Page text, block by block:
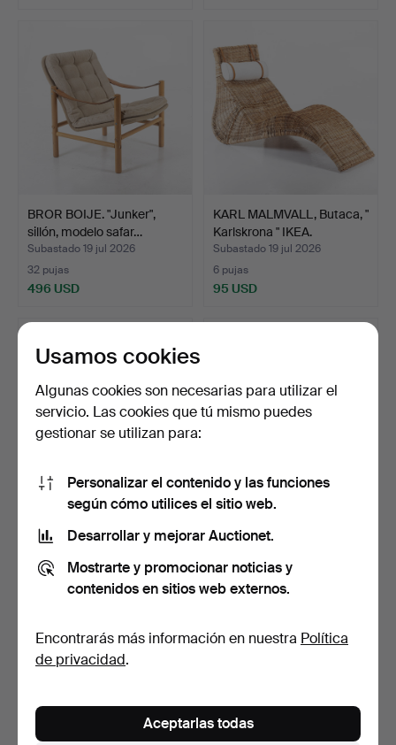
BROR BOIJE. "Junker",
sillón, modelo safar…
Subastado 19 jul 2026
32 pujas
496 USD
KARL MALMVALL, Butaca, "
Karlskrona " IKEA.
Subastado 19 jul 2026
6 pujas
95 USD
BUTACA, Suecia, década
de 1930.
Subastado 12 jul 2026
2 pujas
37 USD
BUTACA GIRATORIA, con
reposapiés y respald…
22 pujas
528 USD
Usamos cookies
Algunas cookies son necesarias para utilizar el
servicio. Las cookies que tú mismo puedes
gestionar se utilizan para:
Personalizar el contenido y las funciones
según cómo utilices el sitio web.
Desarrollar y mejorar Auctionet.
Mostrarte y promocionar noticias y
contenidos en sitios web externos.
Encontrarás más información en nuestra Política
de privacidad.
Aceptarlas todas